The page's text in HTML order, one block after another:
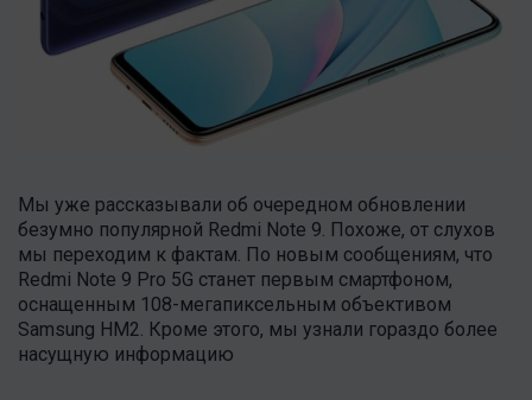
Мы уже рассказывали об очередном обновлении
безумно популярной Redmi Note 9. Похоже, от слухов
мы переходим к фактам. По новым сообщениям, что
Redmi Note 9 Pro 5G станет первым смартфоном,
оснащенным 108-мегапиксельным объективом
Samsung HM2. Кроме этого, мы узнали гораздо более
насущную информацию